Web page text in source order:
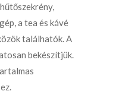
a tea és kávé
találhatók. A
bekészítjük.